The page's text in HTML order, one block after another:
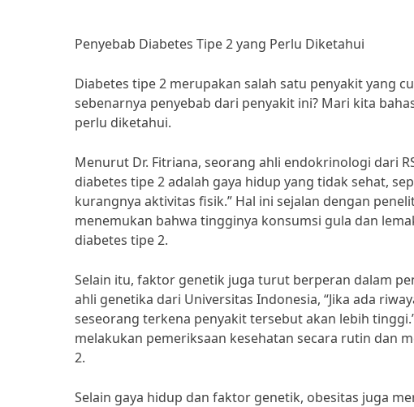
Penyebab Diabetes Tipe 2 yang Perlu Diketahui
Diabetes tipe 2 merupakan salah satu penyakit yang
sebenarnya penyebab dari penyakit ini? Mari kita
perlu diketahui.
Menurut Dr. Fitriana, seorang ahli endokrinologi dari
diabetes tipe 2 adalah gaya hidup yang tidak sehat,
kurangnya aktivitas fisik.” Hal ini sejalan dengan
menemukan bahwa tingginya konsumsi gula dan
diabetes tipe 2.
Selain itu, faktor genetik juga turut berperan dalam
ahli genetika dari Universitas Indonesia, “Jika ada
seseorang terkena penyakit tersebut akan lebih
melakukan pemeriksaan kesehatan secara rutin dan
2.
Selain gaya hidup dan faktor genetik, obesitas juga